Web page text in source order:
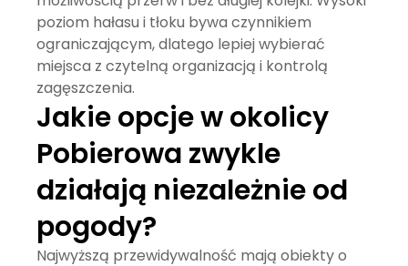
poziom hałasu i tłoku bywa czynnikiem
ograniczającym, dlatego lepiej wybierać
miejsca z czytelną organizacją i kontrolą
zagęszczenia.
Jakie opcje w okolicy
Pobierowa zwykle
działają niezależnie od
pogody?
Najwyższą przewidywalność mają obiekty o